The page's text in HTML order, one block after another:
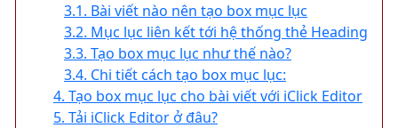
3.1. Bài viết nào nên tạo box mục lục
3.2. Mục lục liên kết tới hệ thống thẻ Heading
3.3. Tạo box mục lục như thế nào?
3.4. Chi tiết cách tạo box mục lục:
4. Tạo box mục lục cho bài viết với iClick Editor
5. Tải iClick Editor ở đâu?